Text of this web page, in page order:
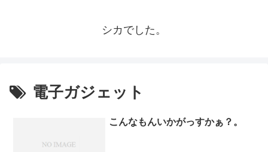
シカでした。
電子ガジェット
こんなもんいかがっすかぁ？。